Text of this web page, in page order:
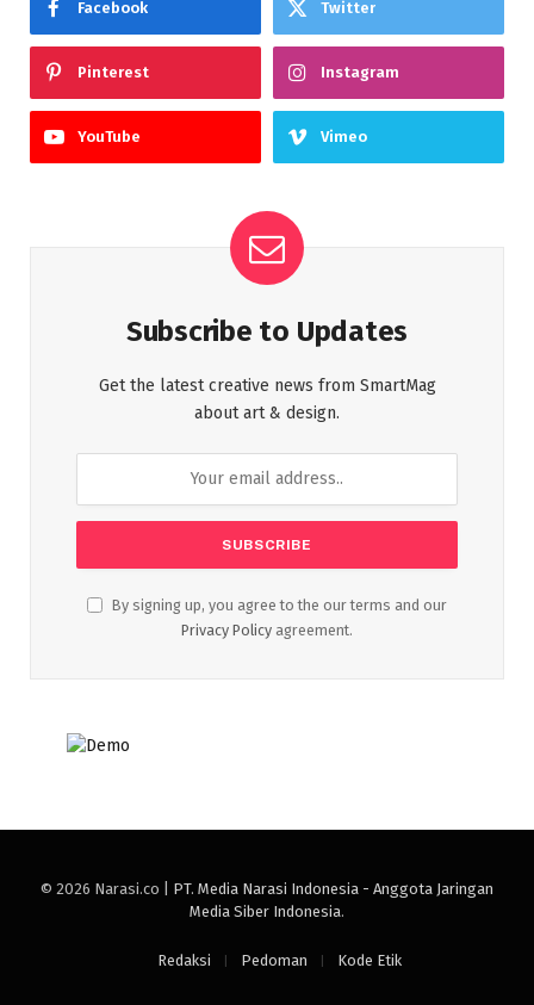
Facebook Twitter
Pinterest Instagram
YouTube Vimeo
Subscribe to Updates
Get the latest creative news from SmartMag
about art & design.
By signing up, you agree to the our terms and our
Privacy Policy agreement.
© 2026 Narasi.co | PT. Media Narasi Indonesia - Anggota Jaringan
Media Siber Indonesia.
Redaksi Pedoman Kode Etik